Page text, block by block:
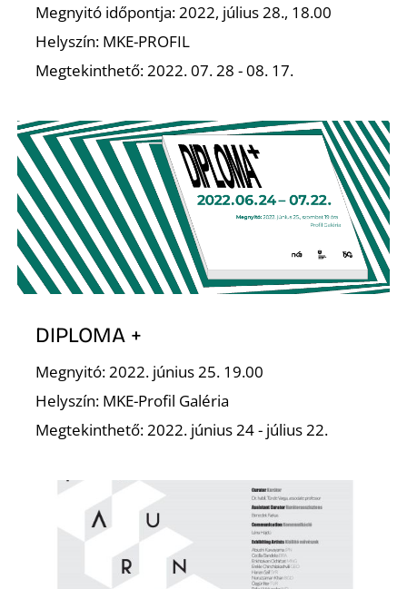
Megnyitó időpontja: 2022, július 28., 18.00
Helyszín: MKE-PROFIL
Megtekinthető: 2022. 07. 28 - 08. 17.
DIPLOMA +
Megnyitó: 2022. június 25. 19.00
Helyszín: MKE-Profil Galéria
Megtekinthető: 2022. június 24 - július 22.